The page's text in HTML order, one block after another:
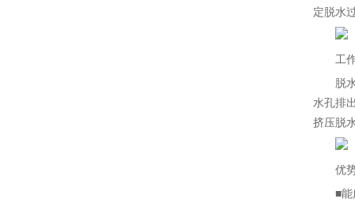
定脱水
工
脱
水孔排
挤压脱
优
■能